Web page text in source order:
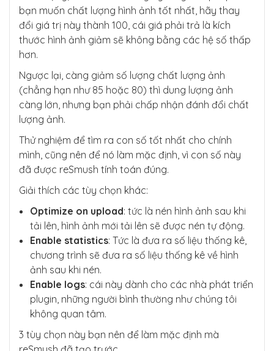
bạn muốn chất lượng hình ảnh tốt nhất, hãy thay
đổi giá trị này thành 100, cái giá phải trả là kích
thước hình ảnh giảm sẽ không bằng các hệ số thấp
hơn.
Ngược lại, càng giảm số lượng chất lượng ảnh
(chẳng hạn như 85 hoặc 80) thì dung lượng ảnh
càng lớn, nhưng bạn phải chấp nhận đánh đổi chất
lượng ảnh.
Thử nghiệm để tìm ra con số tốt nhất cho chính
mình, cũng nên để nó làm mặc định, vì con số này
đã được reSmush tính toán đúng.
Giải thích các tùy chọn khác:
Optimize on upload: tức là nén hình ảnh sau khi
tải lên, hình ảnh mới tải lên sẽ được nén tự động.
Enable statistics: Tức là đưa ra số liệu thống kê,
chương trình sẽ đưa ra số liệu thống kê về hình
ảnh sau khi nén.
Enable logs: cái này dành cho các nhà phát triển
plugin, những người bình thường như chúng tôi
không quan tâm.
3 tùy chọn này bạn nên để làm mặc định mà